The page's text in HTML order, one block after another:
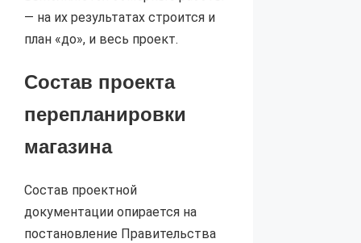
— на их результатах строится и
план «до», и весь проект.
Состав проекта
перепланировки
магазина
Состав проектной
документации опирается на
постановление Правительства